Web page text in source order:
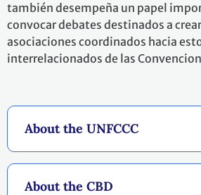
About the UNFCCC
About the CBD
también desempeña un papel
convocar debates destinados a
asociaciones coordinados hacia
interrelacionados de las